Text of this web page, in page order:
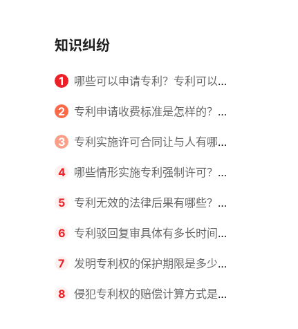
知识纠纷
1 哪些可以申请专利？专利可以同
时多个人一起申请吗？
2 专利申请收费标准是怎样的？申
请不同类型的专利所需要的钱不同
3 专利实施许可合同让与人有哪些
主要义务？专利实施许可合同与专利
许可合同有什么区别？
4 哪些情形实施专利强制许可？专
利强制许可的前提条件是什么？
5 专利无效的法律后果有哪些？专
利的无效情形有哪些？
6 专利驳回复审具体有多长时间？
哪些情况下专利申请可能被驳回？
7 发明专利权的保护期限是多少
年？非专利发明人是否有专利申请
8 侵犯专利权的赔偿计算方式是什